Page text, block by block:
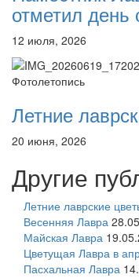
отметил день
12 июля, 2026
Фотолетопись
Летние
20 июня, 2026
Другие
Летние лаврские
Весенняя Лавра
Майская Лавра
Цветущая Лавра в
Пасхальная Лавра